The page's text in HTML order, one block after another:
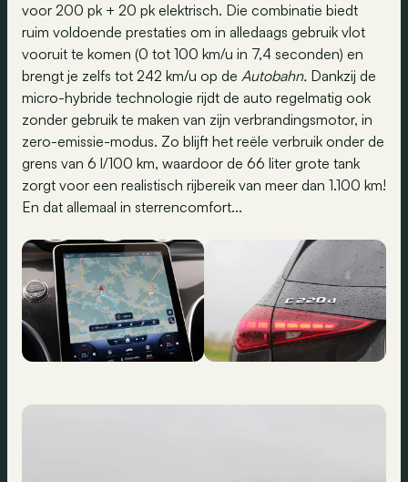
voor 200 pk + 20 pk elektrisch. Die combinatie biedt
ruim voldoende prestaties om in alledaags gebruik vlot
vooruit te komen (0 tot 100 km/u in 7,4 seconden) en
brengt je zelfs tot 242 km/u op de Autobahn. Dankzij de
micro-hybride technologie rijdt de auto regelmatig ook
zonder gebruik te maken van zijn verbrandingsmotor, in
zero-emissie-modus. Zo blijft het reële verbruik onder de
grens van 6 l/100 km, waardoor de 66 liter grote tank
zorgt voor een realistisch rijbereik van meer dan 1.100 km!
En dat allemaal in sterrencomfort...